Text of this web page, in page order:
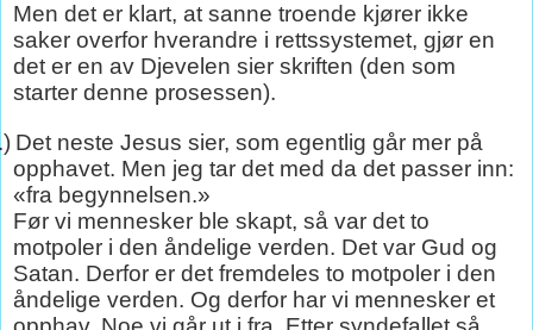
Men det er klart, at sanne troende kjører ikke
saker overfor hverandre i rettssystemet, gjør en
det er en av Djevelen sier skriften (den som
starter denne prosessen).
Det neste Jesus sier, som egentlig går mer på
opphavet. Men jeg tar det med da det passer inn:
«fra begynnelsen.»
Før vi mennesker ble skapt, så var det to
motpoler i den åndelige verden. Det var Gud og
Satan. Derfor er det fremdeles to motpoler i den
åndelige verden. Og derfor har vi mennesker et